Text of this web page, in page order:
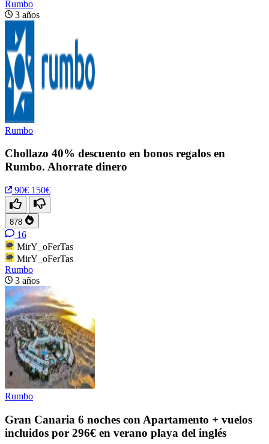
Rumbo
3 años
Rumbo
Chollazo 40% descuento en bonos regalos en
Rumbo. Ahorrate dinero
90€ 150€
878
16
MirY_oFerTas
MirY_oFerTas
Rumbo
3 años
Rumbo
Gran Canaria 6 noches con Apartamento + vuelos
incluidos por 296€ en verano playa del inglés